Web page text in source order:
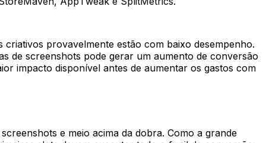
provavelmente estão com baixo desempenho.
de screenshots pode gerar um aumento de conversão
impacto disponível antes de aumentar os gastos com
e meio acima da dobra. Como a grande